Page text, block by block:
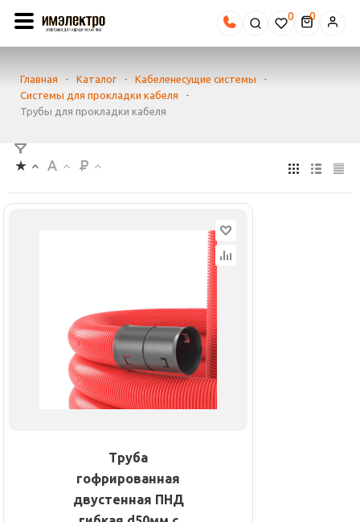
0
Главная - Каталог - Кабеленесущие системы
-
Системы для прокладки кабеля
-
Трубы для прокладки кабеля
Труба
гофрированная
двустенная ПНД